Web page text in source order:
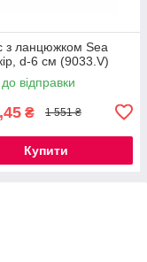
з ланцюжком Sea
d-6 см (9033.V)
відправки
₴ 1 551 ₴
Купити